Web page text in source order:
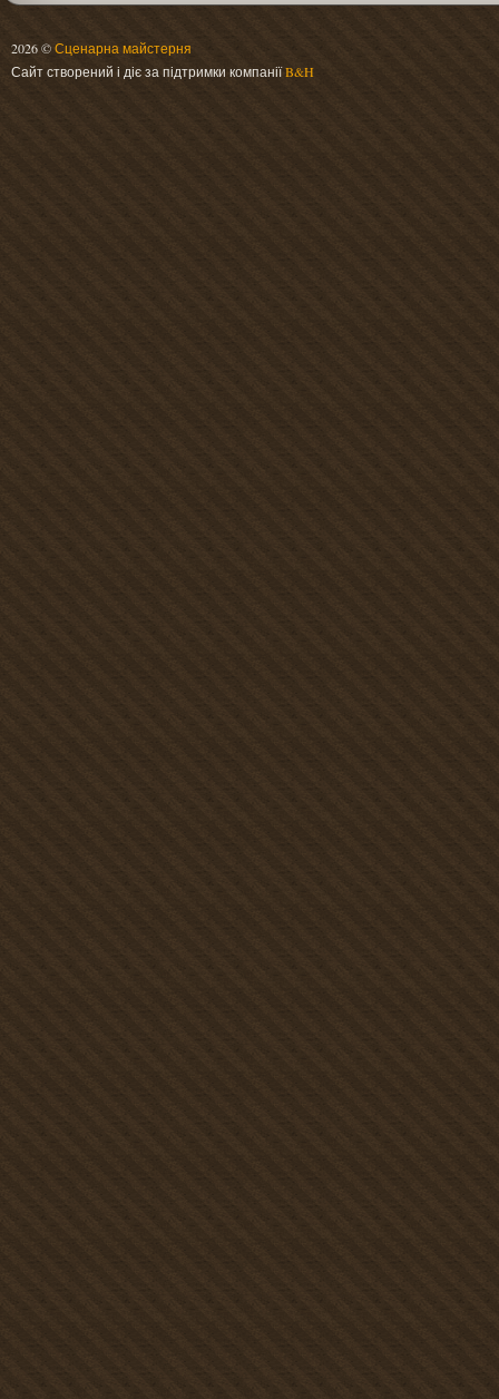
2026 ©Сценарна майстерня
Сайт створений і діє за підтримки компаніїB&H